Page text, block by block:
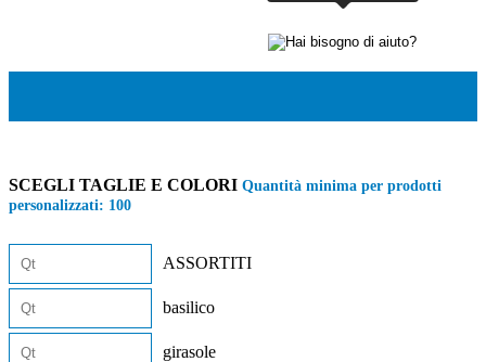
SCEGLI TAGLIE E COLORI Quantità minima per prodotti
personalizzati: 100
ASSORTITI
basilico
girasole